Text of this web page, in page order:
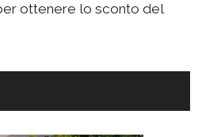
ottenere lo sconto del